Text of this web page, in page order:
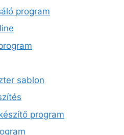
program
sablon
program